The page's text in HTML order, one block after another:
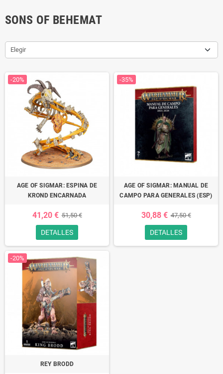
SONS OF BEHEMAT
Elegir
-20%
AGE OF SIGMAR: ESPINA DE
KROND ENCARNADA
41,20 € 51,50 €
DETALLES
-35%
AGE OF SIGMAR: MANUAL DE
CAMPO PARA GENERALES (ESP)
30,88 € 47,50 €
DETALLES
-20%
REY BRODD